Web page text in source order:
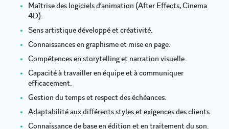
Maîtrise des logiciels d’animation (After Effects, Cinema
4D).
Sens artistique développé et créativité.
Connaissances en graphisme et mise en page.
Compétences en storytelling et narration visuelle.
Capacité à travailler en équipe et à communiquer
efficacement.
Gestion du temps et respect des échéances.
Adaptabilité aux différents styles et exigences des clients.
Connaissance de base en édition et en traitement du son.